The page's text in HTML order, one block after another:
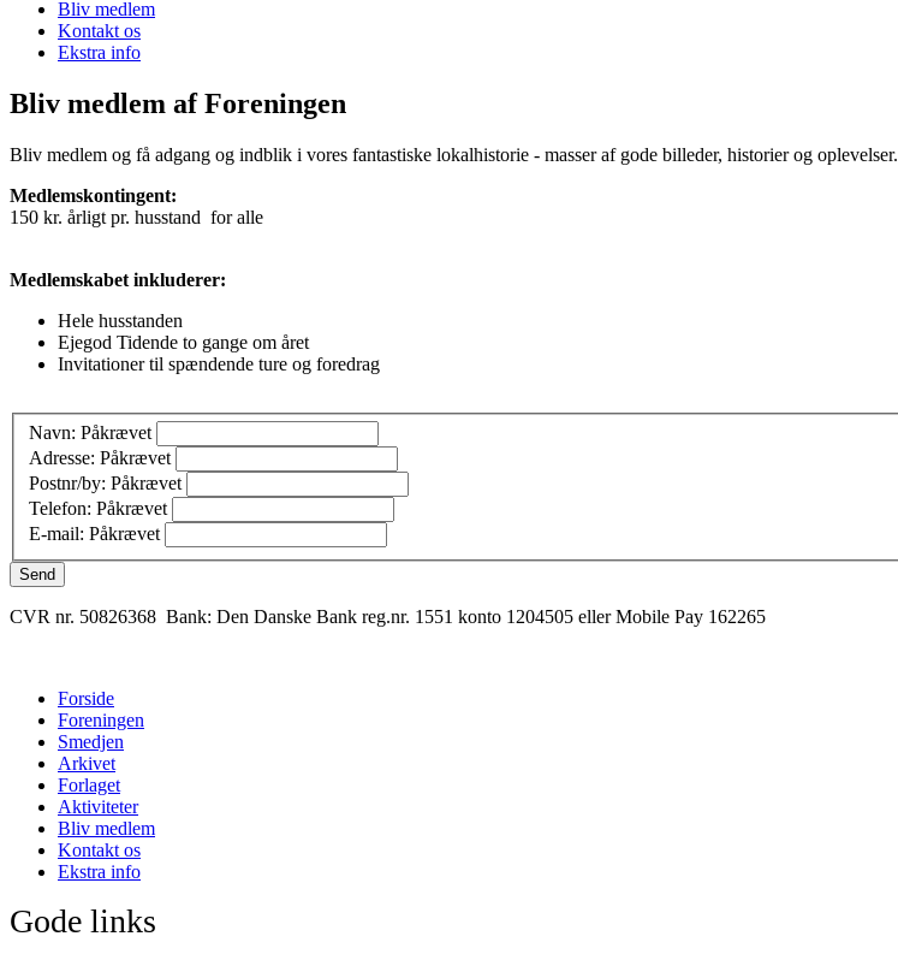
Bliv medlem
Kontakt os
Ekstra info
Bliv medlem af Foreningen
Bliv medlem og få adgang og indblik i vores fantastiske lokalhistorie - masser af gode billeder, historier og oplevelser.
Medlemskontingent:
150 kr. årligt pr. husstand for alle
Medlemskabet inkluderer:
Hele husstanden
Ejegod Tidende to gange om året
Invitationer til spændende ture og foredrag
Navn: Påkrævet
Adresse: Påkrævet
Postnr/by: Påkrævet
Telefon: Påkrævet
E-mail: Påkrævet
Send
CVR nr. 50826368 Bank: Den Danske Bank reg.nr. 1551 konto 1204505 eller Mobile Pay 162265
Forside
Foreningen
Smedjen
Arkivet
Forlaget
Aktiviteter
Bliv medlem
Kontakt os
Ekstra info
Gode links